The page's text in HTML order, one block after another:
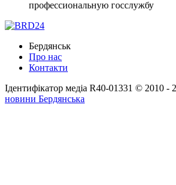
профессиональную госслужбу
Бердянськ
Про нас
Контакти
Ідентифікатор медіа R40-01331 © 2010 -
новини Бердянська